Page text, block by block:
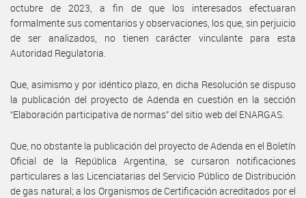
octubre de 2023, a fin de que los interesados efectuaran
formalmente sus comentarios y observaciones, los que, sin perjuicio
de ser analizados, no tienen carácter vinculante para esta
Autoridad Regulatoria.
Que, asimismo y por idéntico plazo, en dicha Resolución se dispuso
la publicación del proyecto de Adenda en cuestión en la sección
“Elaboración participativa de normas” del sitio web del ENARGAS.
Que, no obstante la publicación del proyecto de Adenda en el Boletín
Oficial de la República Argentina, se cursaron notificaciones
particulares a las Licenciatarias del Servicio Público de Distribución
de gas natural; a los Organismos de Certificación acreditados por el